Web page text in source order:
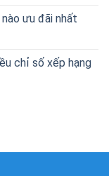
ưu đãi nhất
chỉ số xếp hạng